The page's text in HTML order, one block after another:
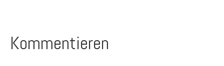
Kommentieren